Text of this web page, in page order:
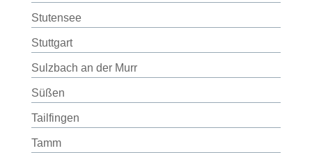
Stutensee
Stuttgart
Sulzbach an der Murr
Süßen
Tailfingen
Tamm